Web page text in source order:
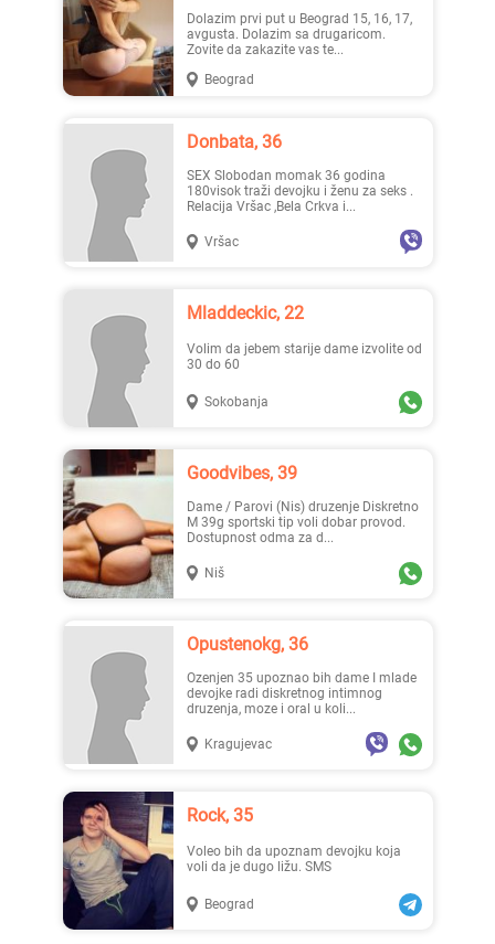
Nastja, 27
Dolazim prvi put u Beograd 15, 16, 17,
avgusta. Dolazim sa drugaricom.
Zovite da zakazite vas te...
Beograd
Donbata, 36
SEX Slobodan momak 36 godina
180visok traži devojku i ženu za seks .
Relacija Vršac ,Bela Crkva i...
Vršac
Mladdeckic, 22
Volim da jebem starije dame izvolite od
30 do 60
Sokobanja
Goodvibes, 39
Dame / Parovi (Nis) druzenje Diskretno
M 39g sportski tip voli dobar provod.
Dostupnost odma za d...
Niš
Opustenokg, 36
ozenjen 35 upoznao bih dame I mlade
devojke radi diskretnog intimnog
druzenja, moze i oral u koli...
Kragujevac
Rock, 35
Voleo bih da upoznam devojku koja
voli da je dugo ližu. SMS
Beograd